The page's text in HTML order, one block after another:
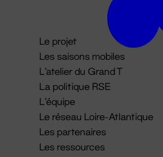
Le projet
Les saisons mobiles
L'atelier du Grand T
La politique RSE
L'équipe
Le réseau Loire-Atlantique
Les partenaires
Les ressources